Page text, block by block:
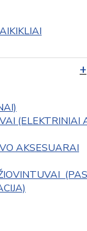
(ELEKTRINIAI
AKSESUARAI